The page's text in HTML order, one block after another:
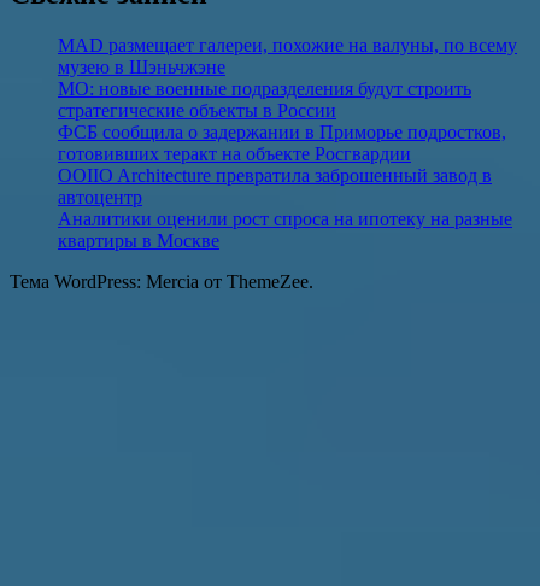
MAD размещает галереи, похожие на валуны, по всему
музею в Шэньчжэне
МО: новые военные подразделения будут строить
стратегические объекты в России
ФСБ сообщила о задержании в Приморье подростков,
готовивших теракт на объекте Росгвардии
OOIIO Architecture превратила заброшенный завод в
автоцентр
Аналитики оценили рост спроса на ипотеку на разные
квартиры в Москве
Тема WordPress: Mercia от ThemeZee.